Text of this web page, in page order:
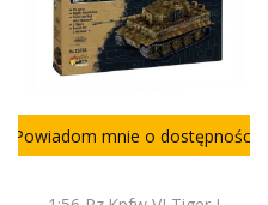
Powiadom mnie o dostępności